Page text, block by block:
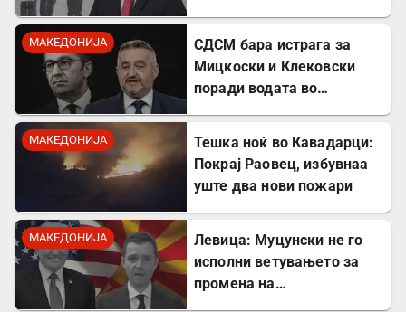
МАКЕДОНИЈА
СДСМ бара истрага за
Мицкоски и Клековски
поради водата во
МАКЕДОНИЈА
Тешка ноќ во Кавадарци:
Покрај Раовец, избувнаа
уште два нови пожари
МАКЕДОНИЈА
Левица: Муцунски не го
исполни ветувањето за
промена на